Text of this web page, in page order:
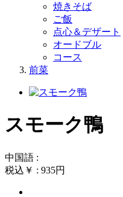
焼きそば
ご飯
点心＆デザート
オードブル
コース
前菜
スモーク鴨
中国語 :
税込￥ : 935円